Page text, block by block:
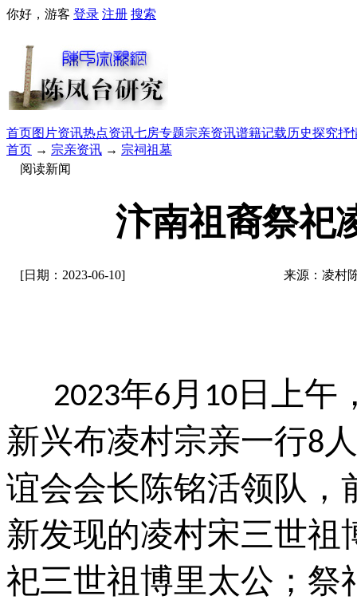
你好，游客 登录 注册 搜索
首页图片资讯热点资讯七房专题宗亲资讯谱籍记载历史探究抒
首页 → 宗亲资讯 → 宗祠祖墓
阅读新闻
汴南祖裔祭祀
[日期：2023-06-10] 来源：凌村
2023年6 月 10日上午
新兴布凌村宗亲一行8
谊会会长陈铭活领队，
新发现的凌村宋三世祖
祀三世祖博里太公；祭